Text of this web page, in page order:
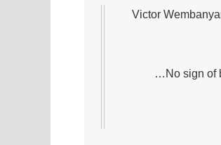
Victor
…No sign of